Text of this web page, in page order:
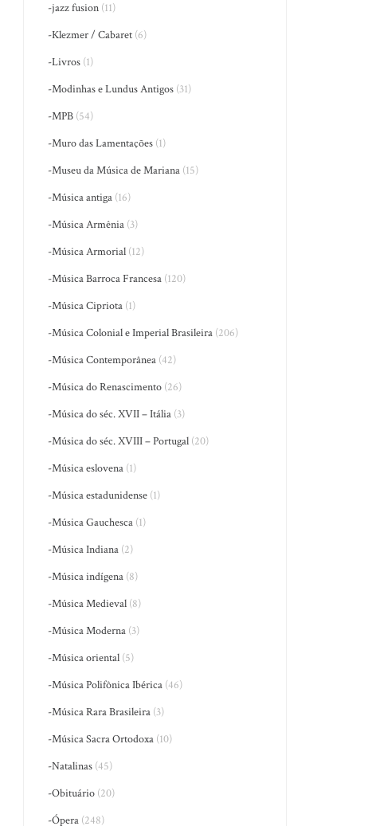
-jazz fusion (11)
-Klezmer / Cabaret (6)
-Livros (1)
-Modinhas e Lundus Antigos (31)
-MPB (54)
-Muro das Lamentações (1)
-Museu da Música de Mariana (15)
-Música antiga (16)
-Música Armênia (3)
-Música Armorial (12)
-Música Barroca Francesa (120)
-Música Cipriota (1)
-Música Colonial e Imperial Brasileira (206)
-Música Contemporânea (42)
-Música do Renascimento (26)
-Música do séc. XVII – Itália (3)
-Música do séc. XVIII – Portugal (20)
-Música eslovena (1)
-Música estadunidense (1)
-Música Gauchesca (1)
-Música Indiana (2)
-Música indígena (8)
-Música Medieval (8)
-Música Moderna (3)
-Música oriental (5)
-Música Polifônica Ibérica (46)
-Música Rara Brasileira (3)
-Música Sacra Ortodoxa (10)
-Natalinas (45)
-Obituário (20)
-Ópera (248)